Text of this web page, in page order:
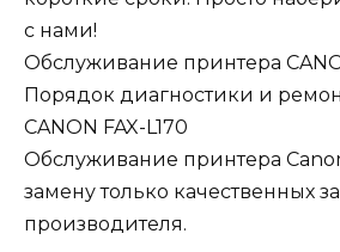
с нами!
Обслуживание принтера
Порядок диагностики и
CANON FAX-L170
Обслуживание принтера
замену только качественных
производителя.